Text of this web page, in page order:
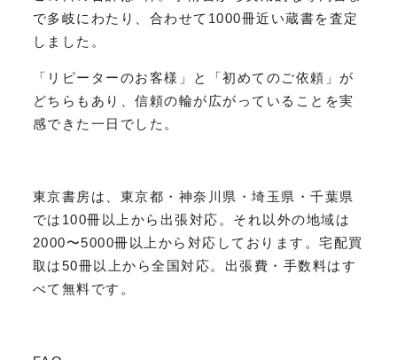
で多岐にわたり、合わせて1000冊近い蔵書を査定
しました。
「リピーターのお客様」と「初めてのご依頼」が
どちらもあり、信頼の輪が広がっていることを実
感できた一日でした。
東京書房は、東京都・神奈川県・埼玉県・千葉県
では100冊以上から出張対応。それ以外の地域は
2000〜5000冊以上から対応しております。宅配買
取は50冊以上から全国対応。出張費・手数料はす
べて無料です。